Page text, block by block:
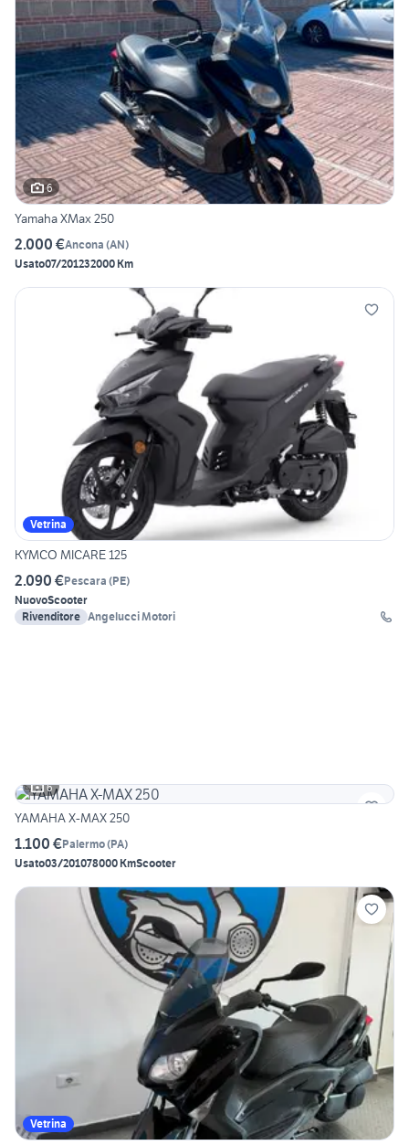
6
Yamaha XMax 250
2.000 €Ancona (AN)
Usato07/201232000 Km
Vetrina
KYMCO MICARE 125
2.090 €Pescara (PE)
NuovoScooter
Rivenditore Angelucci Motori
6
YAMAHA X-MAX 250
1.100 €Palermo(PA)
Usato03/201078000 KmScooter
Vetrina